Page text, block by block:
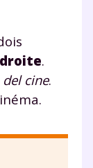
.
del cine.